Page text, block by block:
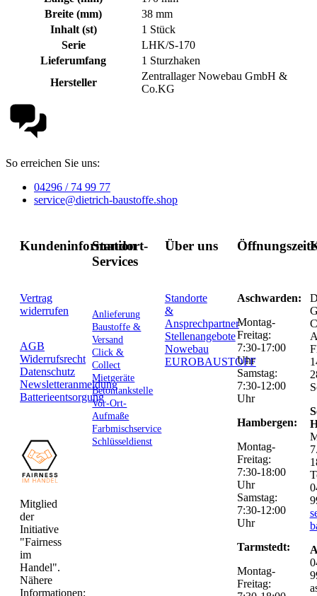
Breite (mm)
38 mm
Inhalt (st)
1 Stück
Serie
LHK/S-170
Lieferumfang
1 Sturzhaken
Hersteller
Zentrallager Nowebau GmbH &
Co.KG
So erreichen Sie uns:
04296 / 74 99 77
service@dietrich-baustoffe.shop
Kundeninformation
Vertrag
widerrufen
AGB
Widerrufsrecht
Datenschutz
Newsletteranmeldung
Batterieentsorgung
Mitglied
der
Initiative
"Fairness
im
Handel".
Nähere
Informationen:
Standort-
Services
Anlieferung
Baustoffe &
Versand
Click &
Collect
Mietgeräte
Betontankstelle
Vor-Ort-
Aufmaße
Farbmischservice
Schlüsseldienst
Über uns
Standorte
&
Ansprechpartner
Stellenangebote
Nowebau
EUROBAUSTOFF
Aschwarden:
Montag-
Freitag:
7:30-17:00
Uhr
Samstag:
7:30-12:00
Uhr
Hambergen:
Montag-
Freitag:
7:30-18:00
Uhr
Samstag:
7:30-12:00
Uhr
Tarmstedt:
Montag-
Freitag: